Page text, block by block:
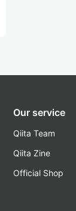
Our service
Qiita Team
Qiita Zine
Official Shop